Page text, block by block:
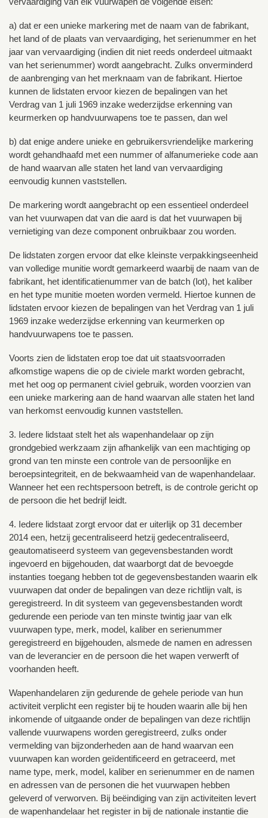
a) dat er een unieke markering met de naam van de fabrikant,
het land of de plaats van vervaardiging, het serienummer en het
jaar van vervaardiging (indien dit niet reeds onderdeel uitmaakt
van het serienummer) wordt aangebracht. Zulks onverminderd
de aanbrenging van het merknaam van de fabrikant. Hiertoe
kunnen de lidstaten ervoor kiezen de bepalingen van het
Verdrag van 1 juli 1969 inzake wederzijdse erkenning van
keurmerken op handvuurwapens toe te passen, dan wel
b) dat enige andere unieke en gebruikersvriendelijke markering
wordt gehandhaafd met een nummer of alfanumerieke code aan
de hand waarvan alle staten het land van vervaardiging
eenvoudig kunnen vaststellen.
De markering wordt aangebracht op een essentieel onderdeel
van het vuurwapen dat van die aard is dat het vuurwapen bij
vernietiging van deze component onbruikbaar zou worden.
De lidstaten zorgen ervoor dat elke kleinste verpakkingseenheid
van volledige munitie wordt gemarkeerd waarbij de naam van de
fabrikant, het identificatienummer van de batch (lot), het kaliber
en het type munitie moeten worden vermeld. Hiertoe kunnen de
lidstaten ervoor kiezen de bepalingen van het Verdrag van 1 juli
1969 inzake wederzijdse erkenning van keurmerken op
handvuurwapens toe te passen.
Voorts zien de lidstaten erop toe dat uit staatsvoorraden
afkomstige wapens die op de civiele markt worden gebracht,
met het oog op permanent civiel gebruik, worden voorzien van
een unieke markering aan de hand waarvan alle staten het land
van herkomst eenvoudig kunnen vaststellen.
3. Iedere lidstaat stelt het als wapenhandelaar op zijn
grondgebied werkzaam zijn afhankelijk van een machtiging op
grond van ten minste een controle van de persoonlijke en
beroepsintegriteit, en de bekwaamheid van de wapenhandelaar.
Wanneer het een rechtspersoon betreft, is de controle gericht op
de persoon die het bedrijf leidt.
4. Iedere lidstaat zorgt ervoor dat er uiterlijk op 31 december
2014 een, hetzij gecentraliseerd hetzij gedecentraliseerd,
geautomatiseerd systeem van gegevensbestanden wordt
ingevoerd en bijgehouden, dat waarborgt dat de bevoegde
instanties toegang hebben tot de gegevensbestanden waarin elk
vuurwapen dat onder de bepalingen van deze richtlijn valt, is
geregistreerd. In dit systeem van gegevensbestanden wordt
gedurende een periode van ten minste twintig jaar van elk
vuurwapen type, merk, model, kaliber en serienummer
geregistreerd en bijgehouden, alsmede de namen en adressen
van de leverancier en de persoon die het wapen verwerft of
voorhanden heeft.
Wapenhandelaren zijn gedurende de gehele periode van hun
activiteit verplicht een register bij te houden waarin alle bij hen
inkomende of uitgaande onder de bepalingen van deze richtlijn
vallende vuurwapens worden geregistreerd, zulks onder
vermelding van bijzonderheden aan de hand waarvan een
vuurwapen kan worden geïdentificeerd en getraceerd, met
name type, merk, model, kaliber en serienummer en de namen
en adressen van de personen die het vuurwapen hebben
geleverd of verworven. Bij beëindiging van zijn activiteiten levert
de wapenhandelaar het register in bij de nationale instantie die